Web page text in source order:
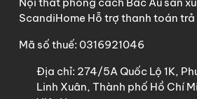
Nội thất phong cách Bắc Âu sản
ScandiHome Hỗ trợ thanh toán
Mã số thuế: 0316921046
Địa chỉ: 274/5A Quốc Lộ 1K,
Linh Xuân, Thành phố Hồ Chí